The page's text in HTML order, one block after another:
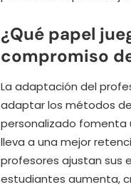
¿Qué papel
compromiso
La adaptación del
adaptar los métodos
personalizado fomenta
lleva a una mejor
profesores ajustan sus
estudiantes aumenta,